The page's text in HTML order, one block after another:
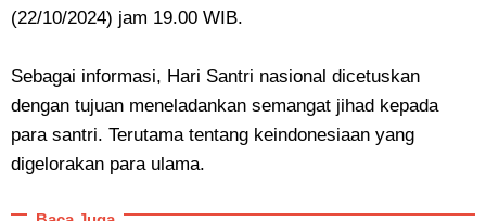
(22/10/2024) jam 19.00 WIB.
Sebagai informasi, Hari Santri nasional dicetuskan
dengan tujuan meneladankan semangat jihad kepada
para santri. Terutama tentang keindonesiaan yang
digelorakan para ulama.